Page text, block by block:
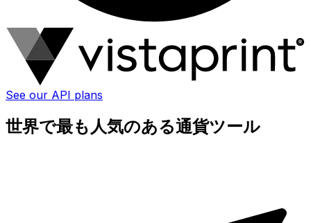
See our API plans
世界で最も人気のある通貨ツール